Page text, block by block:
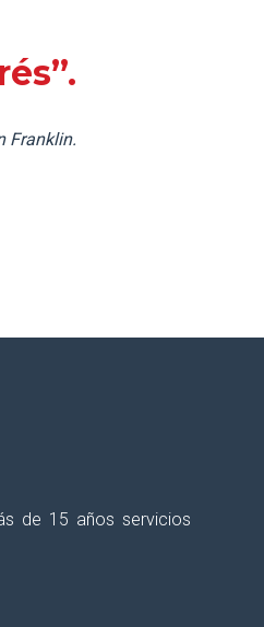
Franklin.
de 15 años servicios